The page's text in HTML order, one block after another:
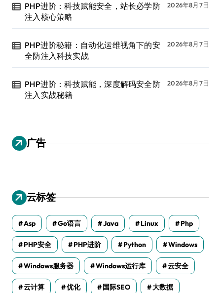
PHP进阶：科技赋能安全，站长必学防
注入核心策略
2026年8月7日
PHP进阶秘籍：自动化运维视角下的安
全防注入科技实战
2026年8月7日
PHP进阶：科技赋能，深度解码安全防
注入实战秘籍
2026年8月7日
广告
云标签
Asp Go语言 Java Linux Php
PHP安全 PHP进阶 Python Windows
Windows服务器 Windows运行库 云安全
云计算 优化 国际SEO 大数据